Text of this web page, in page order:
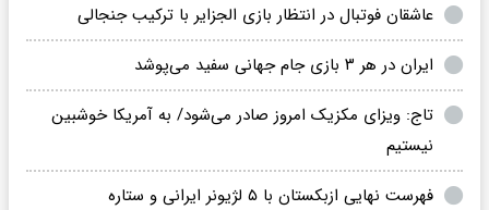
عاشقان فوتبال در انتظار بازی الجزایر با ترکیب جنجالی
ایران در هر ۳ بازی جام جهانی سفید می‌پوشد
تاج: ویزای مکزیک امروز صادر می‌شود/ به آمریکا خوشبین
نیستیم
فهرست نهایی ازبکستان با ۵ لژیونر ایرانی و ستاره